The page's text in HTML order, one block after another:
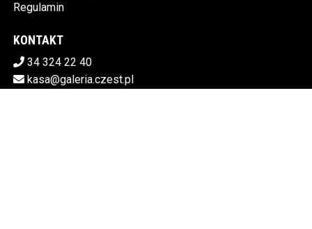
Regulamin
KONTAKT
34 324 22 40
kasa@galeria.czest.pl